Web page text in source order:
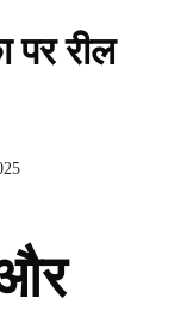
पर रील